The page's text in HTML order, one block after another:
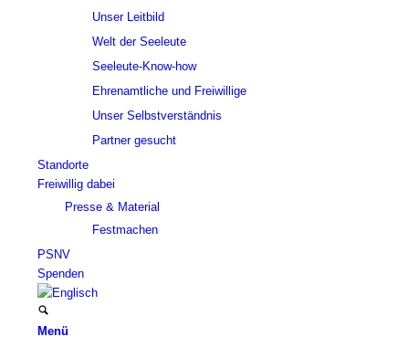
Unser Leitbild
Welt der Seeleute
Seeleute-Know-how
Ehrenamtliche und Freiwillige
Unser Selbstverständnis
Partner gesucht
Standorte
Freiwillig dabei
Presse & Material
Festmachen
PSNV
Spenden
Menü